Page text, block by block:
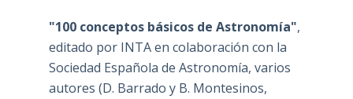
"100 conceptos básicos de Astronomía",
editado por INTA en colaboración con la
Sociedad Española de Astronomía, varios
autores (D. Barrado y B. Montesinos,